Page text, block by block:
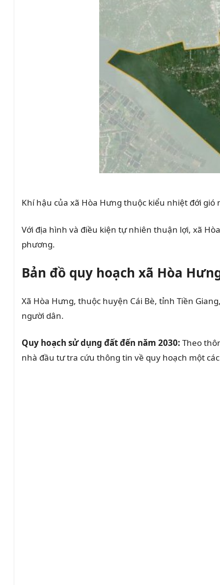
Khí hậu của xã Hòa Hưng thuộc kiểu nhiệt đới
Với địa hình và điều kiện tự nhiên thuận lợi, xã
phương.
Bản đồ quy hoạch xã Hòa
Xã Hòa Hưng, thuộc huyện Cái Bè, tỉnh Tiền
người dân.
Quy hoạch sử dụng đất đến năm 2030: Theo
nhà đầu tư tra cứu thông tin về quy hoạch một